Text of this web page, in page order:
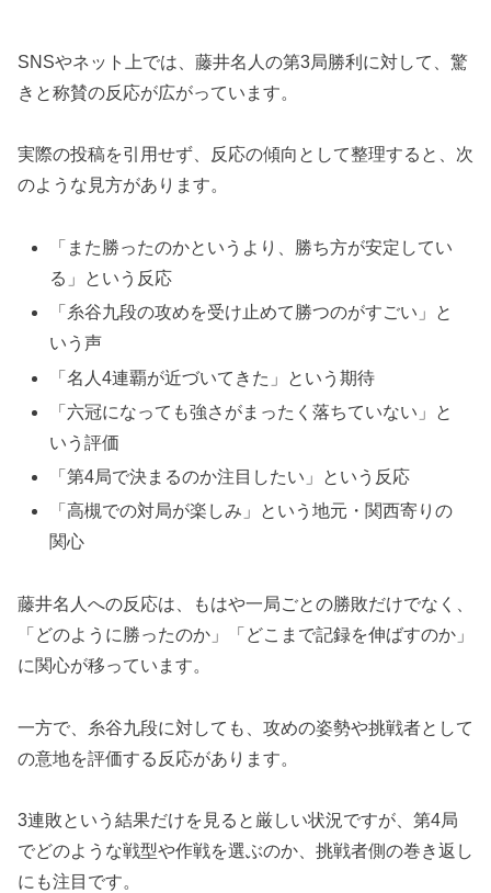
SNSやネット上では、藤井名人の第3局勝利に対して、驚
きと称賛の反応が広がっています。
実際の投稿を引用せず、反応の傾向として整理すると、次
のような見方があります。
「また勝ったのかというより、勝ち方が安定してい
る」という反応
「糸谷九段の攻めを受け止めて勝つのがすごい」と
いう声
「名人4連覇が近づいてきた」という期待
「六冠になっても強さがまったく落ちていない」と
いう評価
「第4局で決まるのか注目したい」という反応
「高槻での対局が楽しみ」という地元・関西寄りの
関心
藤井名人への反応は、もはや一局ごとの勝敗だけでなく、
「どのように勝ったのか」「どこまで記録を伸ばすのか」
に関心が移っています。
一方で、糸谷九段に対しても、攻めの姿勢や挑戦者として
の意地を評価する反応があります。
3連敗という結果だけを見ると厳しい状況ですが、第4局
でどのような戦型や作戦を選ぶのか、挑戦者側の巻き返し
にも注目です。